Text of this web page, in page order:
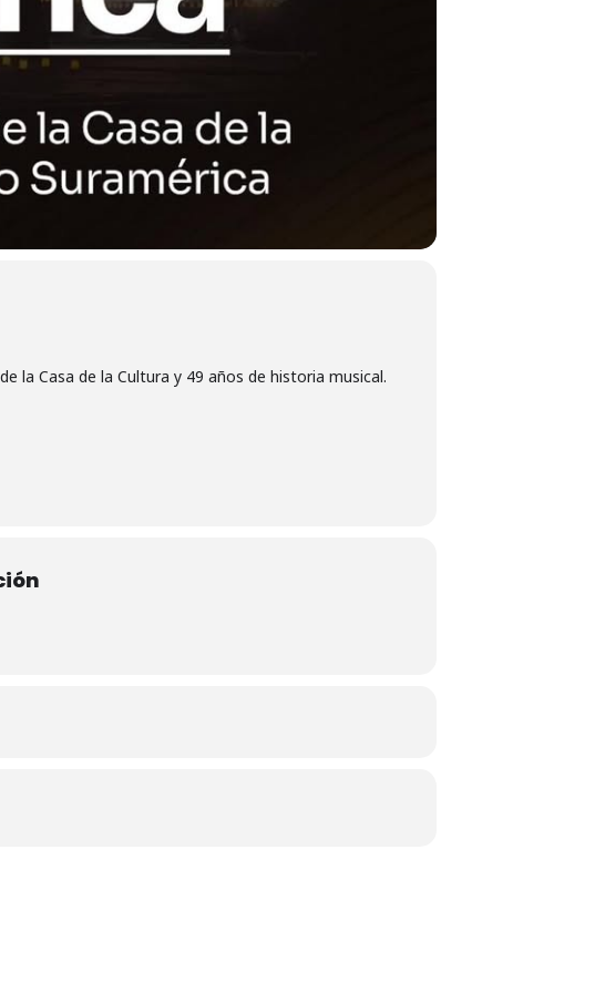
la Casa de la Cultura y 49 años de historia musical.